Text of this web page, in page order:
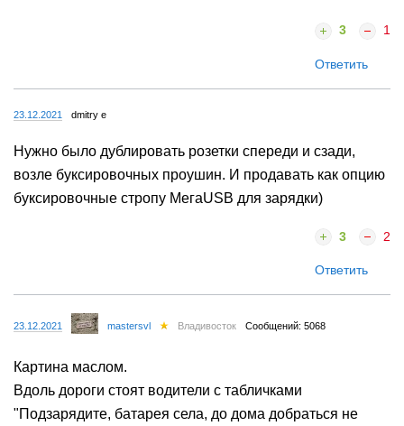
3 1
Ответить
23.12.2021 dmitry e
Нужно было дублировать розетки спереди и сзади,
возле буксировочных проушин. И продавать как опцию
буксировочные стропу МегаUSB для зарядки)
3 2
Ответить
23.12.2021 mastersvl Владивосток Сообщений: 5068
Картина маслом.
Вдоль дороги стоят водители с табличками
"Подзарядите, батарея села, до дома добраться не